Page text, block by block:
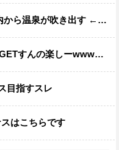
き出す ← これ前触れじゃね？
」→欧米で馬鹿にされてしまう
目指すスレ
はこちらです